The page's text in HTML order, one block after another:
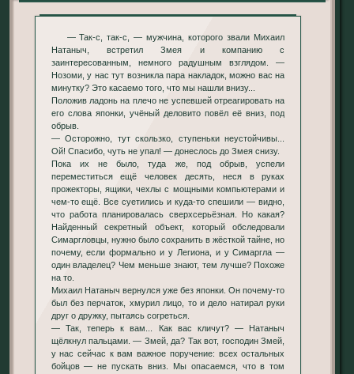
— Так-с, так-с, — мужчина, которого звали Михаил
Натаныч, встретил Змея и компанию с
заинтересованным, немного радушным взглядом. —
Нозоми, у нас тут возникла пара накладок, можно вас на
минутку? Это касаемо того, что мы нашли внизу...
Положив ладонь на плечо не успевшей отреагировать на
его слова японки, учёный деловито повёл её вниз, под
обрыв.
— Осторожно, тут скользко, ступеньки неустойчивы...
Ой! Спасибо, чуть не упал! — донеслось до Змея снизу.
Пока их не было, туда же, под обрыв, успели
переместиться ещё человек десять, неся в руках
прожекторы, ящики, чехлы с мощными компьютерами и
чем-то ещё. Все суетились и куда-то спешили — видно,
что работа планировалась сверхсерьёзная. Но какая?
Найденный секретный объект, который обследовали
Симаргловцы, нужно было сохранить в жёсткой тайне, но
почему, если формально и у Легиона, и у Симаргла —
один владелец? Чем меньше знают, тем лучше? Похоже
на то.
Михаил Натаныч вернулся уже без японки. Он почему-то
был без перчаток, хмурил лицо, то и дело натирал руки
друг о дружку, пытаясь согреться.
— Так, теперь к вам... Как вас кличут? — Натаныч
щёлкнул пальцами. — Змей, да? Так вот, господин Змей,
у нас сейчас к вам важное поручение: всех остальных
бойцов — не пускать вниз. Мы опасаемся, что в том